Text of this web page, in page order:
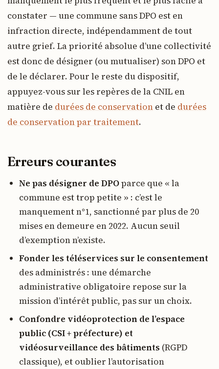
constater — une commune sans DPO est en
infraction directe, indépendamment de tout
autre grief. La priorité absolue d’une collectivité
est donc de désigner (ou mutualiser) son DPO et
de le déclarer. Pour le reste du dispositif,
appuyez-vous sur les repères de la CNIL en
matière de durées de conservation et de durées
de conservation par traitement.
Erreurs courantes
Ne pas désigner de DPOparce que « la
commune est trop petite » : c’est le
manquement n°1, sanctionné par plus de 20
mises en demeure en 2022. Aucun seuil
d’exemption n’existe.
Fonder les téléservices sur le consentement
des administrés : une démarche
administrative obligatoire repose sur la
mission d’intérêt public, pas sur un choix.
Confondre vidéoprotection de l’espace
public (CSI + préfecture) et
vidéosurveillance des bâtiments (RGPD
classique), et oublier l’autorisation